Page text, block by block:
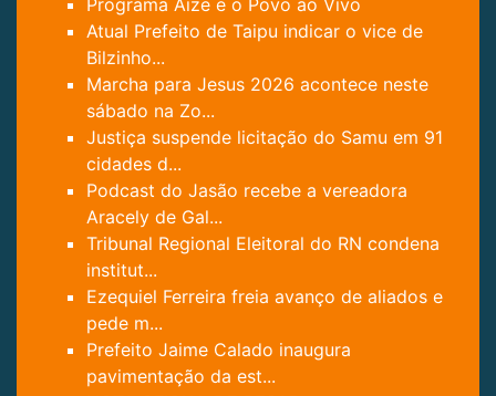
Atual Prefeito de Taipu indicar o vice de
Bilzinho...
Marcha para Jesus 2026 acontece neste
sábado na Zo...
Justiça suspende licitação do Samu em 91
cidades d...
Podcast do Jasão recebe a vereadora
Aracely de Gal...
Tribunal Regional Eleitoral do RN condena
institut...
Ezequiel Ferreira freia avanço de aliados e
pede m...
Prefeito Jaime Calado inaugura
pavimentação da est...